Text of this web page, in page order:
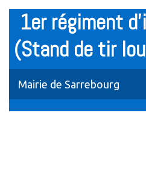
1er régiment
(Stand de tir
Mairie de Sarrebourg